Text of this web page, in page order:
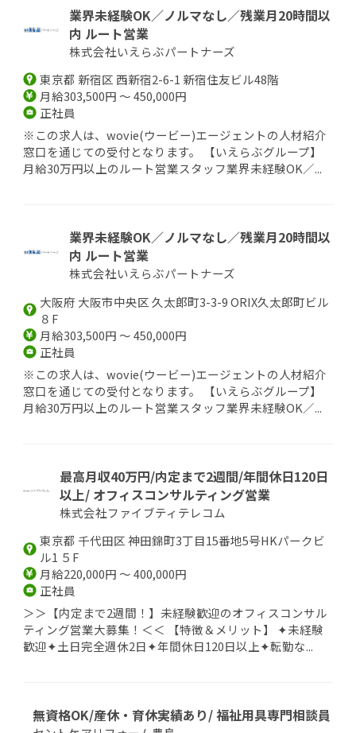
業界未経験OK／ノルマなし／残業月20時間以
内 ルート営業
株式会社いえらぶパートナーズ
東京都 新宿区 西新宿2-6-1 新宿住友ビル48階
月給303,500円 ～ 450,000円
正社員
※この求人は、wovie(ウービー)エージェントの人材紹介
窓口を通じての受付となります。 【いえらぶグループ】
月給30万円以上のルート営業スタッフ業界未経験OK／...
業界未経験OK／ノルマなし／残業月20時間以
内 ルート営業
株式会社いえらぶパートナーズ
大阪府 大阪市中央区 久太郎町3-3-9 ORIX久太郎町ビル
８F
月給303,500円 ～ 450,000円
正社員
※この求人は、wovie(ウービー)エージェントの人材紹介
窓口を通じての受付となります。 【いえらぶグループ】
月給30万円以上のルート営業スタッフ業界未経験OK／...
最高月収40万円/内定まで2週間/年間休日120日
以上/ オフィスコンサルティング営業
株式会社ファイブティテレコム
東京都 千代田区 神田錦町3丁目15番地5号HKパークビ
ル1 ５F
月給220,000円 ～ 400,000円
正社員
＞＞【内定まで2週間！】未経験歓迎のオフィスコンサル
ティング営業大募集！＜＜ 【特徴＆メリット】 ✦未経験
歓迎✦土日完全週休2日✦年間休日120日以上✦転勤な...
無資格OK/産休・育休実績あり/ 福祉用具専門相談員